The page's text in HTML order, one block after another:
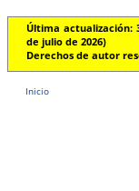
Última actualización:
de julio de 2026)
Derechos de autor
Inicio